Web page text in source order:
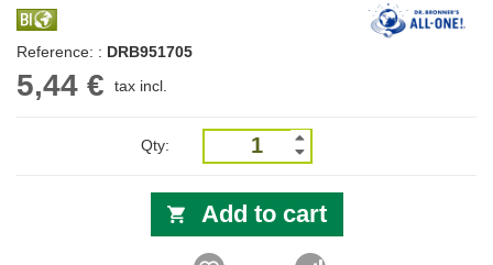
Reference: : DRB951705
5,44 € tax incl.
Qty:
Add to cart